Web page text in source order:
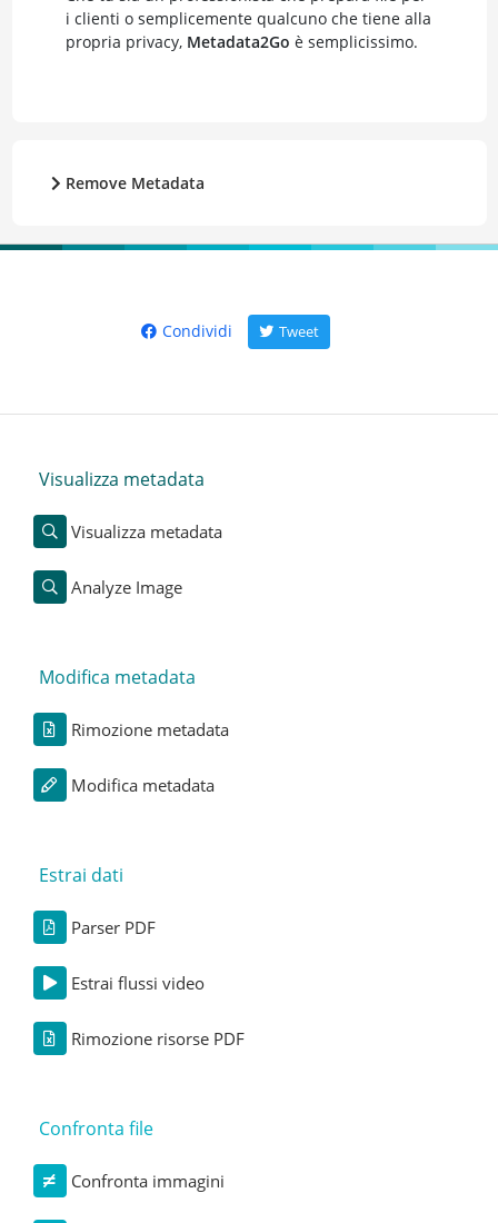
i clienti o semplicemente qualcuno che tiene alla
propria privacy, Metadata2Go è semplicissimo.
Remove Metadata
Condividi Tweet
Visualizza metadata
Visualizza metadata
Analyze Image
Modifica metadata
Rimozione metadata
Modifica metadata
Estrai dati
Parser PDF
Estrai flussi video
Rimozione risorse PDF
Confronta file
Confronta immagini